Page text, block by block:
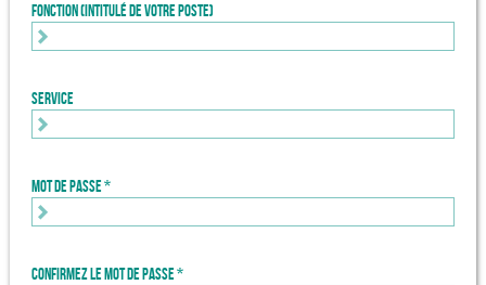
Fonction (intitulé de votre poste)
Service
Mot de passe
Confirmez le mot de passe